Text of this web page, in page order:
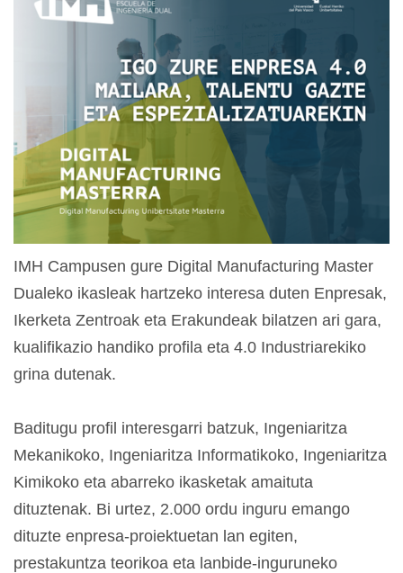
IMH Campusen gure Digital Manufacturing Master
Dualeko ikasleak hartzeko interesa duten Enpresak,
Ikerketa Zentroak eta Erakundeak bilatzen ari gara,
kualifikazio handiko profila eta 4.0 Industriarekiko
grina dutenak.
Baditugu profil interesgarri batzuk, Ingeniaritza
Mekanikoko, Ingeniaritza Informatikoko, Ingeniaritza
Kimikoko eta abarreko ikasketak amaituta
dituztenak. Bi urtez, 2.000 ordu inguru emango
dituzte enpresa-proiektuetan lan egiten,
prestakuntza teorikoa eta lanbide-inguruneko